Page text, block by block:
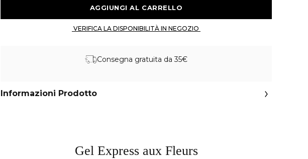
Consegna gratuita da 35€
Informazioni Prodotto
Gel Express aux Fleurs